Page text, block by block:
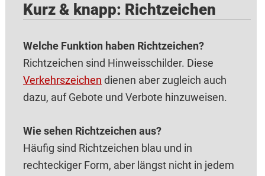
Kurz & knapp: Richtzeichen
Welche Funktion haben Richtzeichen?
Richtzeichen sind Hinweisschilder. Diese
Verkehrszeichen dienen aber zugleich auch
dazu, auf Gebote und Verbote hinzuweisen.
Wie sehen Richtzeichen aus?
Häufig sind Richtzeichen blau und in
rechteckiger Form, aber längst nicht in jedem